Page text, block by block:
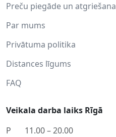
Preču piegāde un atgriešana
Par mums
Privātuma politika
Distances līgums
FAQ
Veikala darba laiks Rīgā
P
11.00 – 20.00